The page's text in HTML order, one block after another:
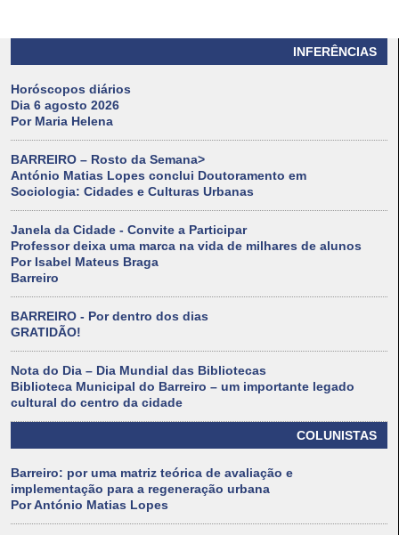
INFERÊNCIAS
Horóscopos diários
Dia 6 agosto 2026
Por Maria Helena
BARREIRO – Rosto da Semana>
António Matias Lopes conclui Doutoramento em
Sociologia: Cidades e Culturas Urbanas
Janela da Cidade - Convite a Participar
Professor deixa uma marca na vida de milhares de alunos
Por Isabel Mateus Braga
Barreiro
BARREIRO - Por dentro dos dias
GRATIDÃO!
Nota do Dia – Dia Mundial das Bibliotecas
Biblioteca Municipal do Barreiro – um importante legado
cultural do centro da cidade
COLUNISTAS
Barreiro: por uma matriz teórica de avaliação e
implementação para a regeneração urbana
Por António Matias Lopes